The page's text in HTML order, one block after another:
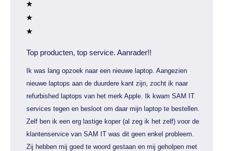
Top producten, top service. Aanrader!!
Ik was lang opzoek naar een nieuwe laptop. Aangezien
nieuwe laptops aan de duurdere kant zijn, zocht ik naar
refurbished laptops van het merk Apple. Ik kwam SAM IT
services tegen en besloot om daar mijn laptop te bestellen.
Zelf ben ik een erg lastige koper (al zeg ik het zelf) voor de
klantenservice van SAM IT was dit geen enkel probleem.
Zij hebben mij goed te woord gestaan en mij geholpen met